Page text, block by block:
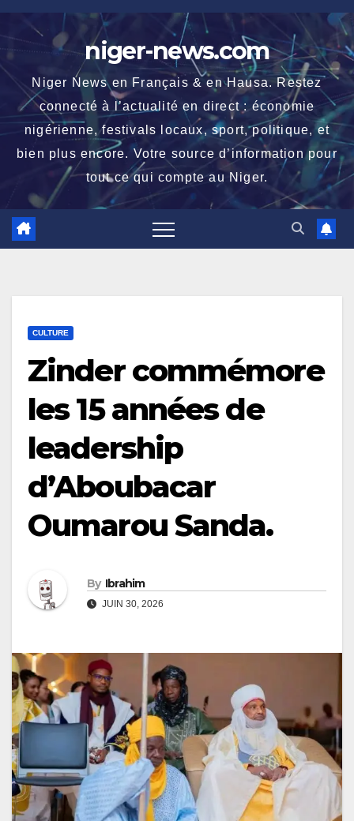
Skip
to
content
niger-news.com
Niger News en Français & en Hausa. Restez
connecté à l’actualité en direct : économie
nigérienne, festivals locaux, sport, politique, et
bien plus encore. Votre source d’information pour
tout ce qui compte au Niger.
CULTURE
Zinder commémore
les 15 années de
leadership
d’Aboubacar
Oumarou Sanda.
By Ibrahim
JUIN 30, 2026